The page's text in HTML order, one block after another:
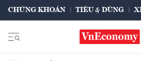
CHỨNG KHOÁN TIÊU & DÙNG